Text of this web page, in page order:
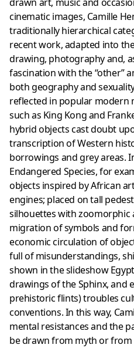
cinematic images, Camille
traditionally hierarchical
recent work, adapted into
drawing, photography and,
fascination with the “other”
both geography and
reflected in popular modern
such as King Kong and
hybrid objects cast doubt
transcription of Western
borrowings and grey areas.
Endangered Species, for
objects inspired by African
engines; placed on tall
silhouettes with zoomorphic
migration of symbols and
economic circulation of
full of misunderstandings,
shown in the slideshow
drawings of the Sphinx, and
prehistoric flints) troubles
conventions. In this way,
mental resistances and the
be drawn from myth or from